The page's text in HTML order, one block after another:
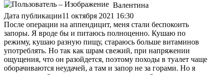
Валентина
Дата публикации11 октября 2021 16:30
После операции на аппендицит, меня стали беспокоить
запоры. Я вроде бы и питаюсь полноценно. Кушаю по
режиму, кушаю разную пищу, стараюсь больше витаминов
употреблять. Но так как шрам свежий, при напряжении
ощущения, что он разойдется, поэтому походы в туалет чаще
оборачиваются неудачей, а там и запор не за горами. Но я